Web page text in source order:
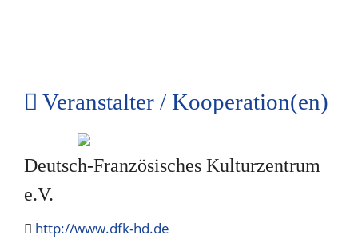
Veranstalter / Kooperation(en)
Deutsch-Französisches Kulturzentrum
e.V.
http://www.dfk-hd.de